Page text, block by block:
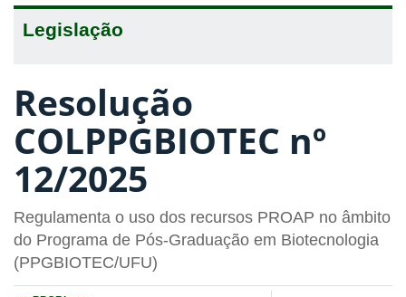
Legislação
Resolução
COLPPGBIOTEC nº
12/2025
Regulamenta o uso dos recursos PROAP no âmbito
do Programa de Pós-Graduação em Biotecnologia
(PPGBIOTEC/UFU)